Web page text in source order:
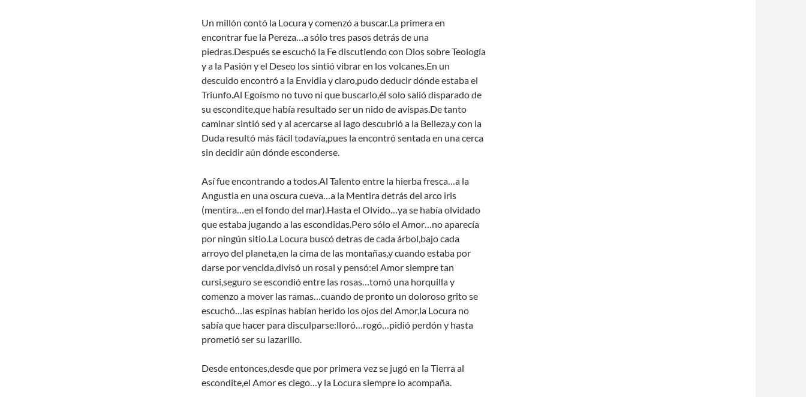
Un millón contó la Locura y comenzó a buscar.La primera en
encontrar fue la Pereza…a sólo tres pasos detrás de una
piedras.Después se escuchó la Fe discutiendo con Dios sobre Teología
y a la Pasión y el Deseo los sintió vibrar en los volcanes.En un
descuido encontró a la Envidia y claro,pudo deducir dónde estaba el
Triunfo.Al Egoísmo no tuvo ni que buscarlo,él solo salió disparado de
su escondite,que había resultado ser un nido de avispas.De tanto
caminar sintió sed y al acercarse al lago descubrió a la Belleza,y con la
Duda resultó más fácil todavía,pues la encontró sentada en una cerca
sin decidir aún dónde esconderse.
Así fue encontrando a todos.Al Talento entre la hierba fresca…a la
Angustia en una oscura cueva…a la Mentira detrás del arco iris
(mentira…en el fondo del mar).Hasta el Olvido…ya se había olvidado
que estaba jugando a las escondidas.Pero sólo el Amor…no aparecía
por ningún sitio.La Locura buscó detras de cada árbol,bajo cada
arroyo del planeta,en la cima de las montañas,y cuando estaba por
darse por vencida,divisó un rosal y pensó:el Amor siempre tan
cursi,seguro se escondió entre las rosas…tomó una horquilla y
comenzo a mover las ramas…cuando de pronto un doloroso grito se
escuchó…las espinas habían herido los ojos del Amor,la Locura no
sabía que hacer para disculparse:lloró…rogó…pidió perdón y hasta
prometió ser su lazarillo.
Desde entonces,desde que por primera vez se jugó en la Tierra al
escondite,el Amor es ciego…y la Locura siempre lo acompaña.